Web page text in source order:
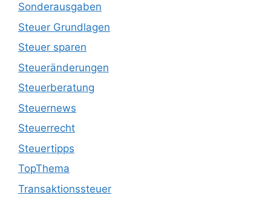
Sonderausgaben
Steuer Grundlagen
Steuer sparen
Steueränderungen
Steuerberatung
Steuernews
Steuerrecht
Steuertipps
TopThema
Transaktionssteuer